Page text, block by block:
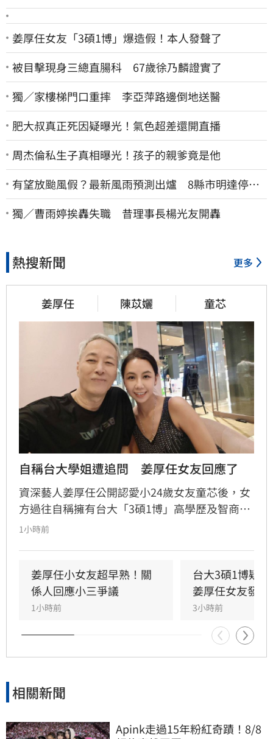
姜厚任女友「3碩1博」爆造假！本人發聲了
被目擊現身三總直腸科 67歲徐乃麟證實了
獨／家樓梯門口重摔 李亞萍路邊倒地送醫
肥大叔真正死因疑曝光！氣色超差還開直播
周杰倫私生子真相曝光！孩子的親爹竟是他
有望放颱風假？最新風雨預測出爐 8縣市明達停班
停課標準
獨／曹雨婷挨轟失職 昔理事長楊光友開轟
熱搜新聞 更多
姜厚任 陳苡孋 童芯
自稱台大學姐遭追問　姜厚任女友回應了
資深藝人姜厚任公開認愛小24歲女友童芯後，女
方過往自稱擁有台大「3碩1博」高學歷及智商
146等背景引發外界高度質疑。童芯日前於社群
件，導致話題持續發酵，網友針對其學歷真實性
仍存有諸多疑問。面對女友身陷輿論風波，姜厚
任展現力挺態度，笑稱兩人的戀情已像偵探片，
1小時前
姜厚任小女友超早熟！關
係人回應小三爭議
1小時前
台大3碩1博疑
姜厚任女友發聲
3小時前
相關新聞
Apink走過15年粉紅奇蹟！8/8